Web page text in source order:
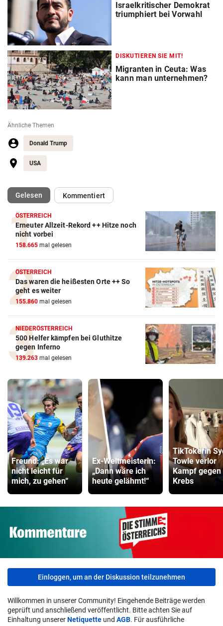
Israelkritischer Demokrat
triumphiert bei Vorwahl
DISKUTIEREN SIE MIT!
Migranten in Ceuta: Was
kann man unternehmen?
Ähnliche Themen
Donald Trump
USA
Gelesen(ausgewählt)Kommentiert
ÖSTERREICH
Erneuter Allzeit-Rekord ++ Hitze noch
nicht vorbei
158.665 mal gelesen
ÖSTERREICH
Das waren die heißesten Orte ++ So
geht es weiter
155.860 mal gelesen
NIEDERÖSTERREICH
500 Helfer kämpfen bei Gluthitze
gegen Inferno
139.263 mal gelesen
Freund: „Es war
nicht leicht für
mich, zu gehen“
Ex-Weltmeisterin:
„Dann wäre ich
heute gelähmt!“
TikTokerin
Towle verlor
Kampf gegen
Krebs
Einloggen, um an der Diskussion teilzunehmen
Willkommen in unserer Community! Eingehende Beiträge werden
geprüft und anschließend veröffentlicht. Bitte achten Sie auf
Einhaltung unsererNetiquette und AGB. Für ausführliche